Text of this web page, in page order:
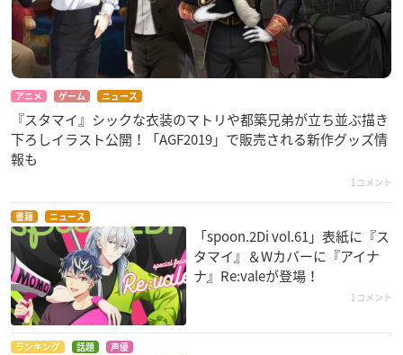
アニメ ゲーム ニュース
『スタマイ』シックな衣装のマトリや都築兄弟が立ち並ぶ描き
下ろしイラスト公開！「AGF2019」で販売される新作グッズ情
報も
1コメント
書籍 ニュース
「spoon.2Di vol.61」表紙に『ス
タマイ』＆Wカバーに『アイナ
ナ』Re:valeが登場！
1コメント
ランキング 話題 声優